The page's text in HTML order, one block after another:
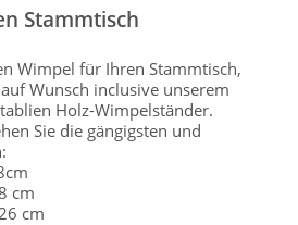
Stammtisch
Wimpel für Ihren Stammtisch,
Wunsch inclusive unserem
Holz-Wimpelständer.
Sie die gängigsten und
cm
cm